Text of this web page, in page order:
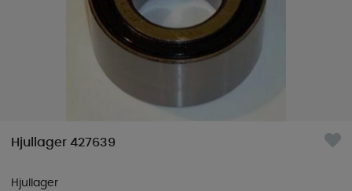
Hjullager 427639
Hjullager